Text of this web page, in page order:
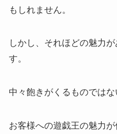
もしれません。
しかし、それほどの魅力
す。
中々飽きがくるものではな
お客様への遊戯王の魅力が